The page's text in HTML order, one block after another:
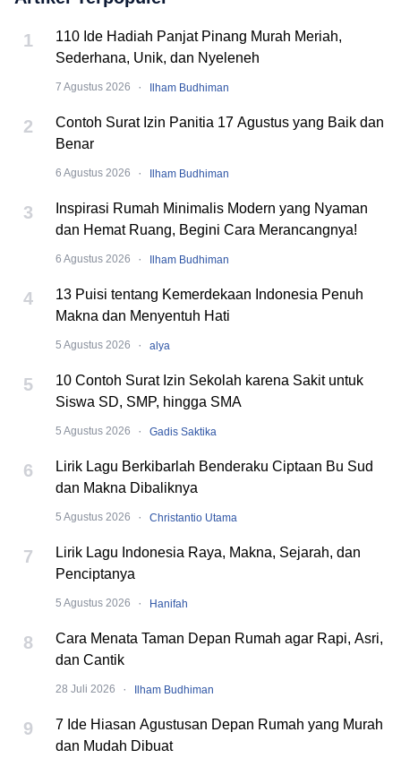
1
110 Ide Hadiah Panjat Pinang Murah Meriah,
Sederhana, Unik, dan Nyeleneh
7 Agustus 2026 · Ilham Budhiman
2
Contoh Surat Izin Panitia 17 Agustus yang Baik dan
Benar
6 Agustus 2026 · Ilham Budhiman
3
Inspirasi Rumah Minimalis Modern yang Nyaman
dan Hemat Ruang, Begini Cara Merancangnya!
6 Agustus 2026 · Ilham Budhiman
4
13 Puisi tentang Kemerdekaan Indonesia Penuh
Makna dan Menyentuh Hati
5 Agustus 2026 · alya
5
10 Contoh Surat Izin Sekolah karena Sakit untuk
Siswa SD, SMP, hingga SMA
5 Agustus 2026 · Gadis Saktika
6
Lirik Lagu Berkibarlah Benderaku Ciptaan Bu Sud
dan Makna Dibaliknya
5 Agustus 2026 · Christantio Utama
7
Lirik Lagu Indonesia Raya, Makna, Sejarah, dan
Penciptanya
5 Agustus 2026 · Hanifah
8
Cara Menata Taman Depan Rumah agar Rapi, Asri,
dan Cantik
28 Juli 2026 · Ilham Budhiman
9
7 Ide Hiasan Agustusan Depan Rumah yang Murah
dan Mudah Dibuat